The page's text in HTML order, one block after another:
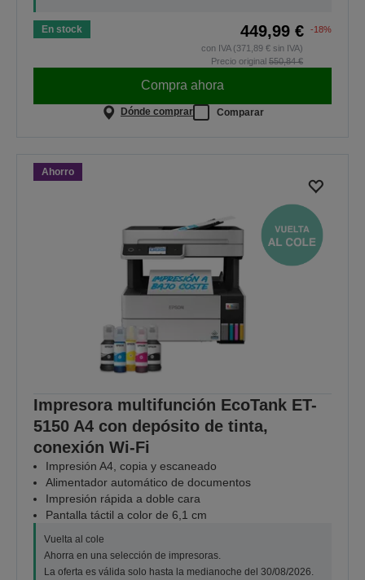
En stock 449,99 €
-18%
con IVA (371,89 € sin IVA)
Precio original 550,84 €
Compra ahora
Dónde comprar Comparar
Ahorro
Impresora multifunción EcoTank ET-
5150 A4 con depósito de tinta,
conexión Wi-Fi
Impresión A4, copia y escaneado
Alimentador automático de documentos
Impresión rápida a doble cara
Pantalla táctil a color de 6,1 cm
Vuelta al cole
Ahorra en una selección de impresoras.
La oferta es válida solo hasta la medianoche del 30/08/2026.